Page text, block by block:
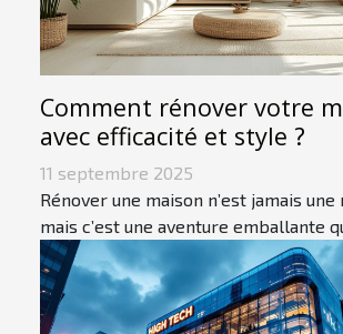
Comment rénover votre
avec efficacité et style ?
11 septembre 2025
Rénover une maison n’est jamais une
mais c’est une aventure emballante